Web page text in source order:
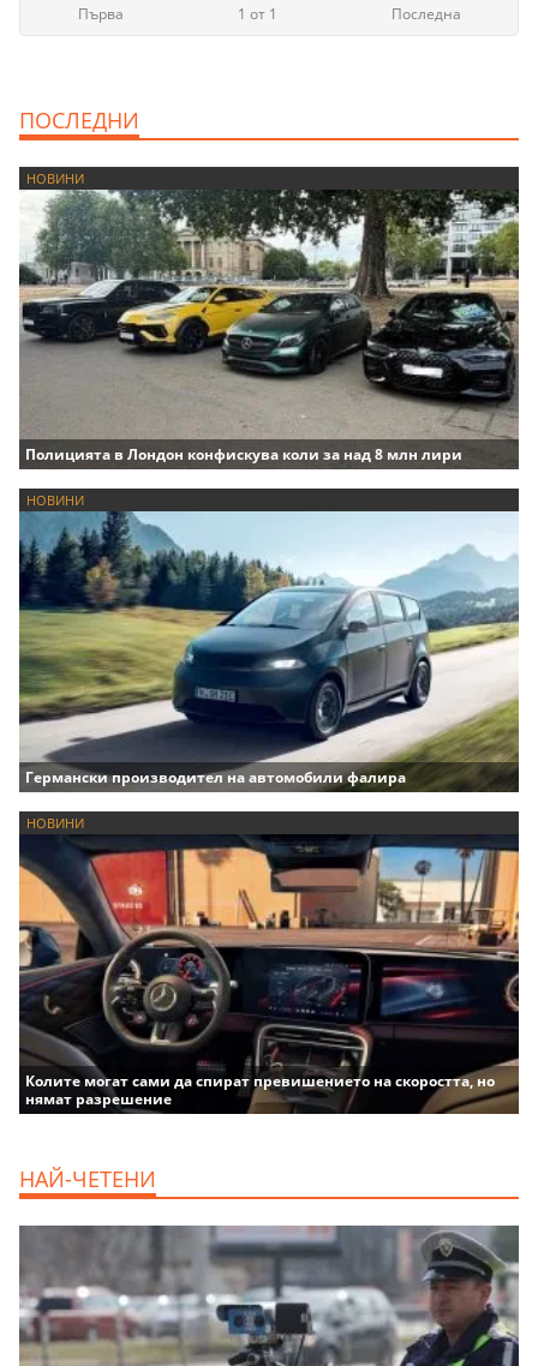
1 от 1 Последна
Първа
ПОСЛЕДНИ
НОВИНИ
Полицията в Лондон конфискува коли за над 8 млн лири
НОВИНИ
Германски производител на автомобили фалира
НОВИНИ
Колите могат сами да спират превишението на скоростта, но
нямат разрешение
НАЙ-ЧЕТЕНИ